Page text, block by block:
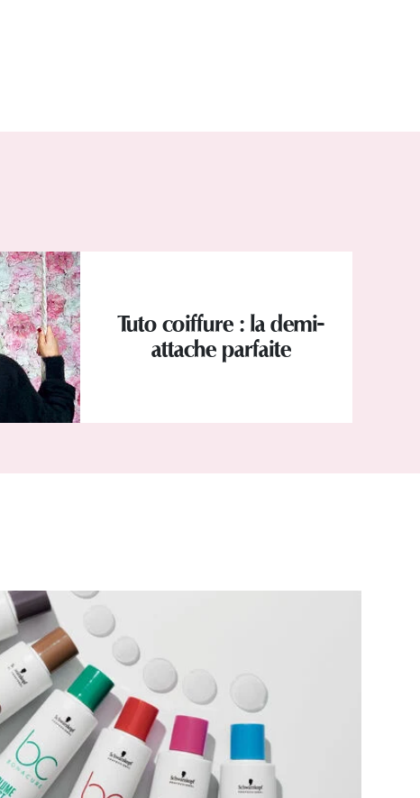
Tuto coiffure : la demi-
attache parfaite